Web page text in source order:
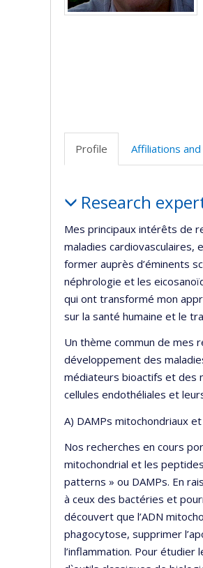
Profile
Affiliations
Research
Mes principaux intérêts de
maladies cardiovasculaires,
former auprès d’éminents
néphrologie et les
qui ont transformé mon
sur la santé humaine et le
Un thème commun de mes
développement des
médiateurs bioactifs et des
cellules endothéliales et
A) DAMPs mitochondriaux
Nos recherches en cours
mitochondrial et les
patterns » ou DAMPs. En
à ceux des bactéries et
découvert que l’ADN
phagocytose, supprimer
l’inflammation. Pour